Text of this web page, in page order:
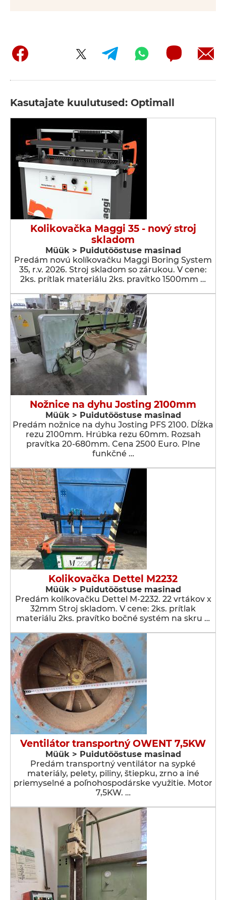
Kasutajate kuulutused: Optimall
Kolikovačka Maggi 35 - nový stroj
skladom
Müük > Puidutööstuse masinad
Predám novú kolíkovačku Maggi Boring System
35, r.v. 2026. Stroj skladom so zárukou. V cene:
2ks. prítlak materiálu 2ks. pravítko 1500mm …
Nožnice na dyhu Josting 2100mm
Müük > Puidutööstuse masinad
Predám nožnice na dyhu Josting PFS 2100. Dĺžka
rezu 2100mm. Hrúbka rezu 60mm. Rozsah
pravítka 20-680mm. Cena 2500 Euro. Plne
funkčné …
Kolikovačka Dettel M2232
Müük > Puidutööstuse masinad
Predám kolíkovačku Dettel M-2232. 22 vrtákov x
32mm Stroj skladom. V cene: 2ks. prítlak
materiálu 2ks. pravítko bočné systém na skru …
Ventilátor transportný OWENT 7,5KW
Müük > Puidutööstuse masinad
Predám transportný ventilátor na sypké
materiály, pelety, piliny, štiepku, zrno a iné
priemyselné a poľnohospodárske využitie. Motor
7,5KW. …